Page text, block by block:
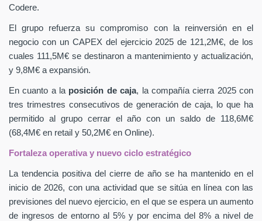
Codere.
El grupo refuerza su compromiso con la reinversión en el
negocio con un CAPEX del ejercicio 2025 de 121,2M€, de los
cuales 111,5M€ se destinaron a mantenimiento y actualización,
y 9,8M€ a expansión.
En cuanto a la posición de caja, la compañía cierra 2025 con
tres trimestres consecutivos de generación de caja, lo que ha
permitido al grupo cerrar el año con un saldo de 118,6M€
(68,4M€ en retail y 50,2M€ en Online).
Fortaleza operativa y nuevo ciclo estratégico
La tendencia positiva del cierre de año se ha mantenido en el
inicio de 2026, con una actividad que se sitúa en línea con las
previsiones del nuevo ejercicio, en el que se espera un aumento
de ingresos de entorno al 5% y por encima del 8% a nivel de